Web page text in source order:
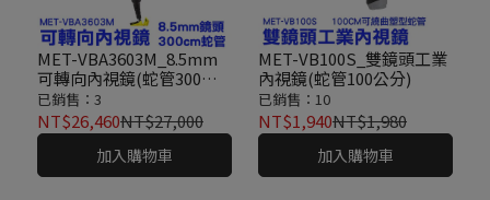
MET-VBA3603M_8.5mm
可轉向內視鏡(蛇管300公
分)
已銷售：3
NT$26,460NT$27,000
加入購物車
MET-VB100S_雙鏡頭工業
內視鏡(蛇管100公分)
已銷售：10
NT$1,940NT$1,980
加入購物車